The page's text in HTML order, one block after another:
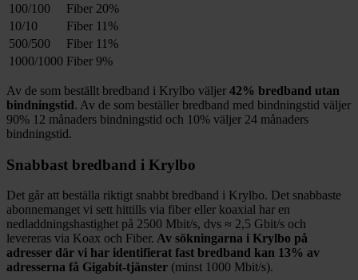
100/100
Fiber 20%
10/10
Fiber 11%
500/500
Fiber 11%
1000/1000 Fiber 9%
Av de som beställt bredband i Krylbo väljer 42% bredband utan
bindningstid. Av de som beställer bredband med bindningstid väljer
90% 12 månaders bindningstid och 10% väljer 24 månaders
bindningstid.
Snabbast bredband i Krylbo
Det går att beställa riktigt snabbt bredband i Krylbo. Det snabbaste
abonnemanget vi sett hittills via fiber eller koaxial har en
nedladdningshastighet på 2500 Mbit/s, dvs ≈ 2,5 Gbit/s och
levereras via Koax och Fiber. Av sökningarna i Krylbo på
adresser där vi har identifierat fast bredband kan 13% av
adresserna få Gigabit-tjänster (minst 1000 Mbit/s).